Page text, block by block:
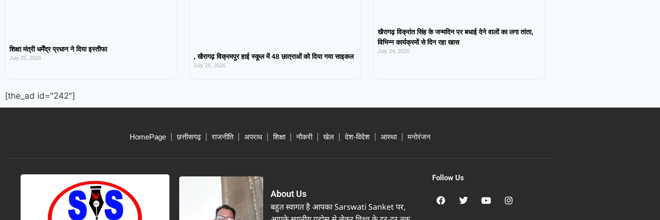
शिक्षा मंत्री धर्मेंद्र प्रधान ने दिया इस्तीफा
July 25, 2026 , खैरागढ़ विक्रमपुर हाई स्कूल में 48 छात्राओं को दिया गया साइकल
July 25, 2026
खैरागढ़ विक्रांत सिंह के जन्मदिन पर बधाई देने वालों का लगा तांता,
विभिन्न कार्यक्रमों से दिन रहा खास
July 24, 2026
[the_ad id="242"]
HomePage छत्तीसगढ़ राजनीति अपराध शिक्षा नौकरी खेल देश-विदेश आस्था मनोरंजन
About Us
बहुत स्वागत है आपका Sarswati Sanket पर,
Follow Us